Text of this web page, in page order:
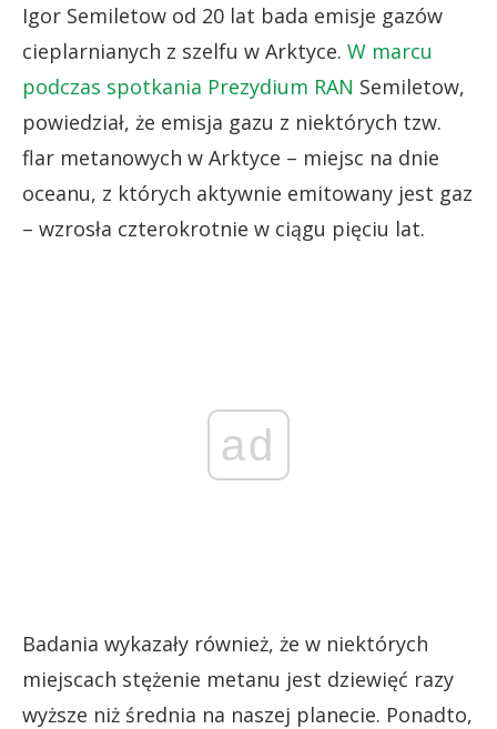
Igor Semiletow od 20 lat bada emisje gazów
cieplarnianych z szelfu w Arktyce. W marcu
podczas spotkania Prezydium RAN Semiletow,
powiedział, że emisja gazu z niektórych tzw.
flar metanowych w Arktyce – miejsc na dnie
oceanu, z których aktywnie emitowany jest gaz
– wzrosła czterokrotnie w ciągu pięciu lat.
ad
Badania wykazały również, że w niektórych
miejscach stężenie metanu jest dziewięć razy
wyższe niż średnia na naszej planecie. Ponadto,